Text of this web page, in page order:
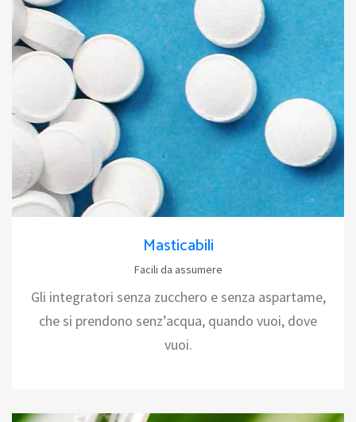
Masticabili
Facili da assumere
Gli integratori senza zucchero e senza aspartame,
che si prendono senz’acqua, quando vuoi, dove
vuoi.